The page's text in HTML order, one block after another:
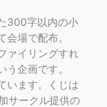
300字以内の小
場で配布。
ァイリングすれ
企画です。
います。くじは
サークル提供の